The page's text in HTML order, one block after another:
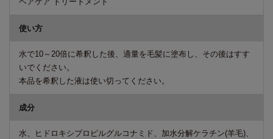
使い方
水で10～20倍に希釈した後、適量を毛髪に塗布し、その後はすす
いでください。
本品を希釈した液は使い切ってください。
成分
水、ヒドロキシプロピルグルコナミド、加水分解ケラチン(羊毛)、